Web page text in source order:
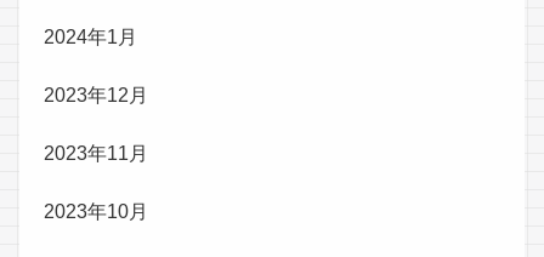
2024年1月
2023年12月
2023年11月
2023年10月